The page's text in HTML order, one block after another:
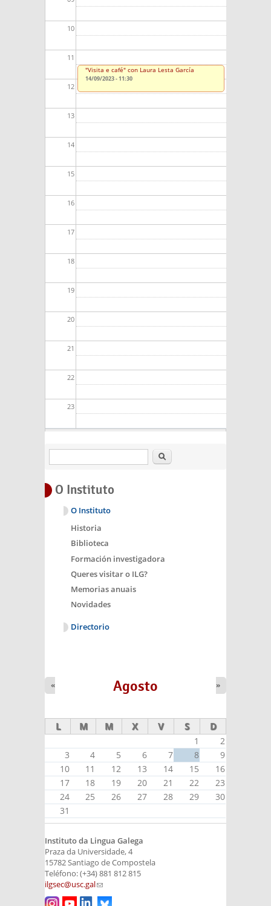
10
11
12
13
14
15
16
17
18
19
20
21
22
23
"Visita e café" con Laura Lesta García
14/09/2023 - 11:30
Buscar
O Instituto
O Instituto
Historia
Biblioteca
Formación investigadora
Queres visitar o ILG?
Memorias anuais
Novidades
Directorio
Agosto
« »
L M M X V S D
1
2
3
4 5 6 7 8
9
10
11 12 13 14 15
16
17
18 19 20 21 22
23
24
25 26 27 28 29
30
31
Instituto da Lingua Galega
Praza da Universidade, 4
15782 Santiago de Compostela
Teléfono: (+34) 881 812 815
ilgsec@usc.gal(link sends e-mail)